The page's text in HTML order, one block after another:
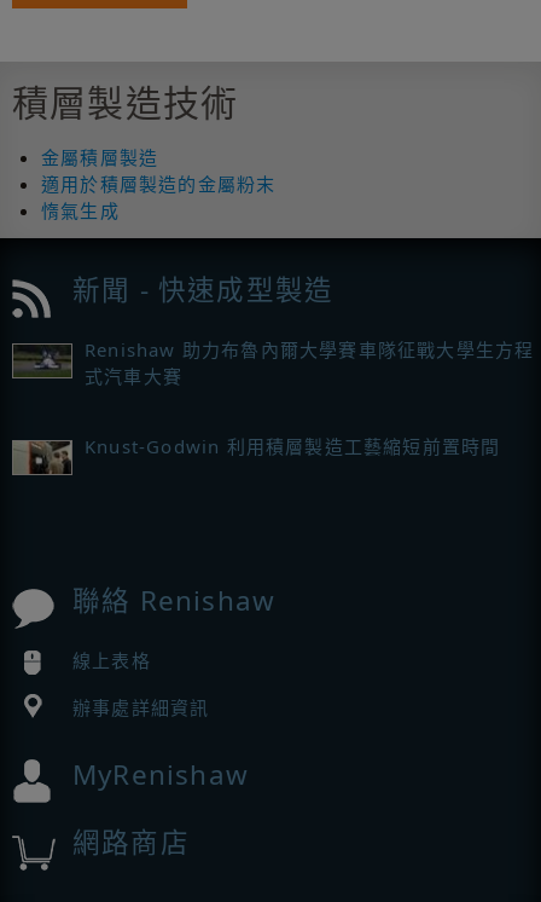
積層製造技術
金屬積層製造
適用於積層製造的金屬粉末
惰氣生成
新聞 - 快速成型製造
Renishaw 助力布魯內爾大學賽車隊征戰大學生方程
式汽車大賽
Knust-Godwin 利用積層製造工藝縮短前置時間
聯絡 Renishaw
線上表格
辦事處詳細資訊
MyRenishaw
網路商店